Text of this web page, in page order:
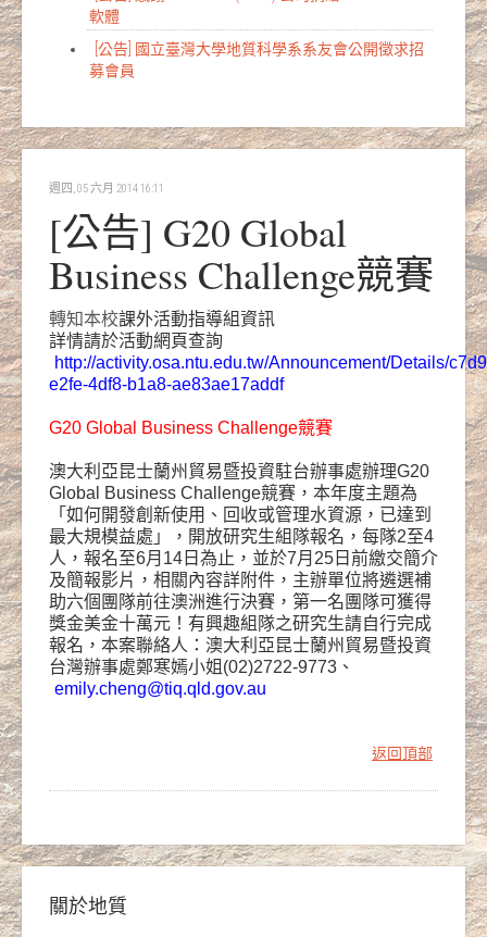
軟體
[公告] 國立臺灣大學地質科學系系友會公開徵求招
募會員
週四, 05 六月 2014 16:11
[公告] G20 Global
Business Challenge競賽
轉知本校課外活動指導組資訊
詳情請於活動網頁查詢
http://activity.osa.ntu.edu.tw/Announcement/Details/
e2fe-4df8-b1a8-ae83ae17addf
G20 Global Business Challenge競賽
澳大利亞昆士蘭州貿易暨投資駐台辦事處辦理G20
Global Business Challenge競賽，本年度主題為
「如何開發創新使用、回收或管理水資源，已達到
最大規模益處」，開放研究生組隊報名，每隊2至4
人，報名至6月14日為止，並於7月25日前繳交簡介
及簡報影片，相關內容詳附件，主辦單位將遴選補
助六個團隊前往澳洲進行決賽，第一名團隊可獲得
獎金美金十萬元！有興趣組隊之研究生請自行完成
報名，本案聯絡人：澳大利亞昆士蘭州貿易暨投資
台灣辦事處鄭寒嫣小姐(02)2722-9773、
emily.cheng@tiq.qld.gov.au
返回頂部
關於地質